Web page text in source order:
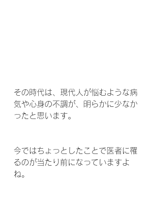
その時代は、現代人が悩むような病
気や心身の不調が、明らかに少なか
ったと思います。
今ではちょっとしたことで医者に罹
るのが当たり前になっていますよ
ね。